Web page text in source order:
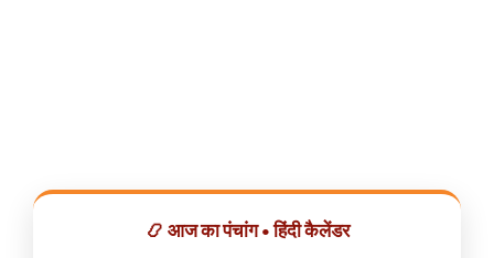
📿 आज का पंचांग • हिंदी कैलेंडर